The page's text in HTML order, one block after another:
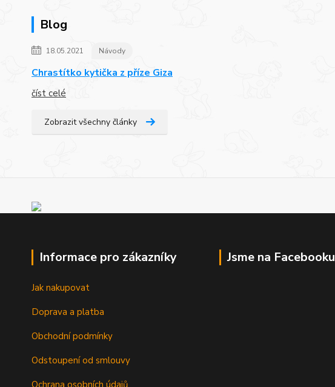
Blog
18.05.2021 Návody
Chrastítko kytička z příze Giza
číst celé
Zobrazit všechny články
Informace pro zákazníky
Jak nakupovat
Doprava a platba
Obchodní podmínky
Odstoupení od smlouvy
Ochrana osobních údajů
Jsme na Facebooku